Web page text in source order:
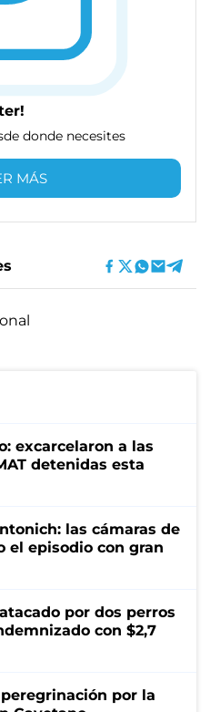
donde necesites
MÁS
excarcelaron a las
detenidas esta
las cámaras de
el episodio con gran
por dos perros
con $2,7
por la